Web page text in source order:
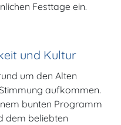
Festtage ein.
und Kultur
um den Alten
aufkommen.
bunten Programm
dem beliebten